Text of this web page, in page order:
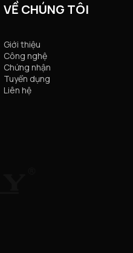
VỀ CHÚNG TÔI
Giới thiệu
Công nghệ
Chứng nhận
Tuyển dụng
Liên hệ